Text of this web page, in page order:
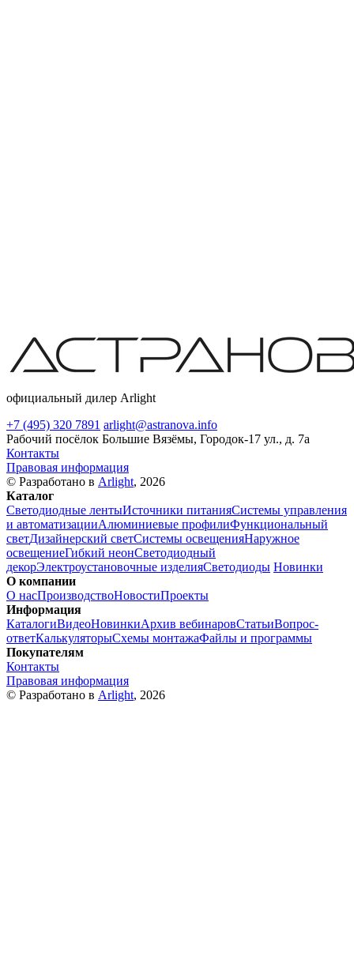
официальный дилер Arlight
+7 (495) 320 7891 arlight@astranova.info
Рабочий посёлок Большие Вязёмы, Городок-17 ул., д. 7а
Контакты
Правовая информация
© Разработано в Arlight, 2026
Каталог
Светодиодные лентыИсточники питанияСистемы управления
и автоматизацииАлюминиевые профилиФункциональный
светДизайнерский светСистемы освещенияНаружное
освещениеГибкий неонСветодиодный
декорЭлектроустановочные изделияСветодиоды Новинки
О компании
О насПроизводствоНовостиПроекты
Информация
КаталогиВидеоНовинкиАрхив вебинаровСтатьиВопрос-
ответКалькуляторыСхемы монтажаФайлы и программы
Покупателям
Контакты
Правовая информация
© Разработано в Arlight, 2026